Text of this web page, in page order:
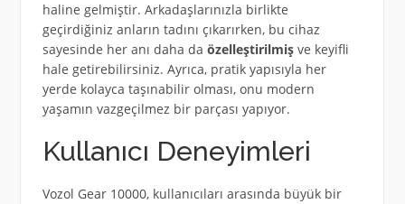
haline gelmiştir. Arkadaşlarınızla birlikte
geçirdiğiniz anların tadını çıkarırken, bu cihaz
sayesinde her anı daha da özelleştirilmişve keyifli
hale getirebilirsiniz. Ayrıca, pratik yapısıyla her
yerde kolayca taşınabilir olması, onu modern
yaşamın vazgeçilmez bir parçası yapıyor.
Kullanıcı Deneyimleri
Vozol Gear 10000, kullanıcıları arasında büyük bir